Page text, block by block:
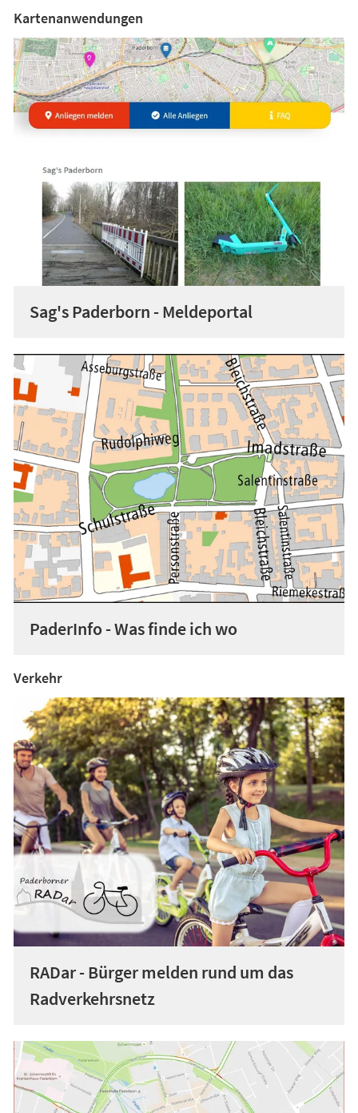
Kartenanwendungen
Sag's Paderborn - Meldeportal
PaderInfo - Was finde ich wo
Verkehr
RADar - Bürger melden rund um das
Radverkehrsnetz